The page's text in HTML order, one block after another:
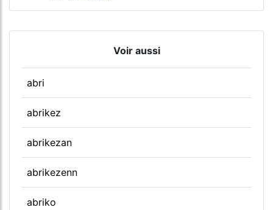
Voir aussi
abri
abrikez
abrikezan
abrikezenn
abriko